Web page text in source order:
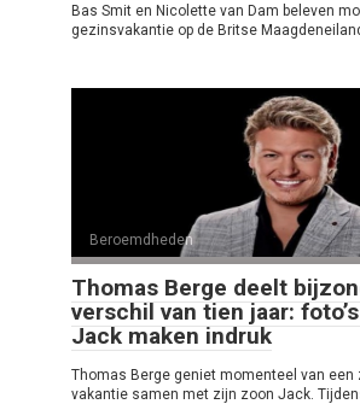
Bas Smit en Nicolette van Dam beleven
gezinsvakantie op de Britse
Beroemdheden
Thomas Berge deelt
verschil van tien jaar:
Jack maken indruk
Thomas Berge geniet momenteel van een
vakantie samen met zijn zoon Jack.